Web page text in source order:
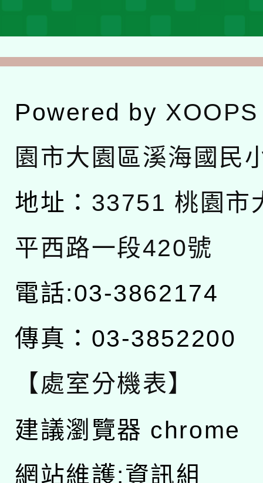
Powered by XOOPS
園市大園區溪海國民
地址： 33751 桃園市
平西路一段420號
電話:03-3862174
傳真：03-3852200
【處室分機表】
建議瀏覽器 chrome
網站維護:資訊組